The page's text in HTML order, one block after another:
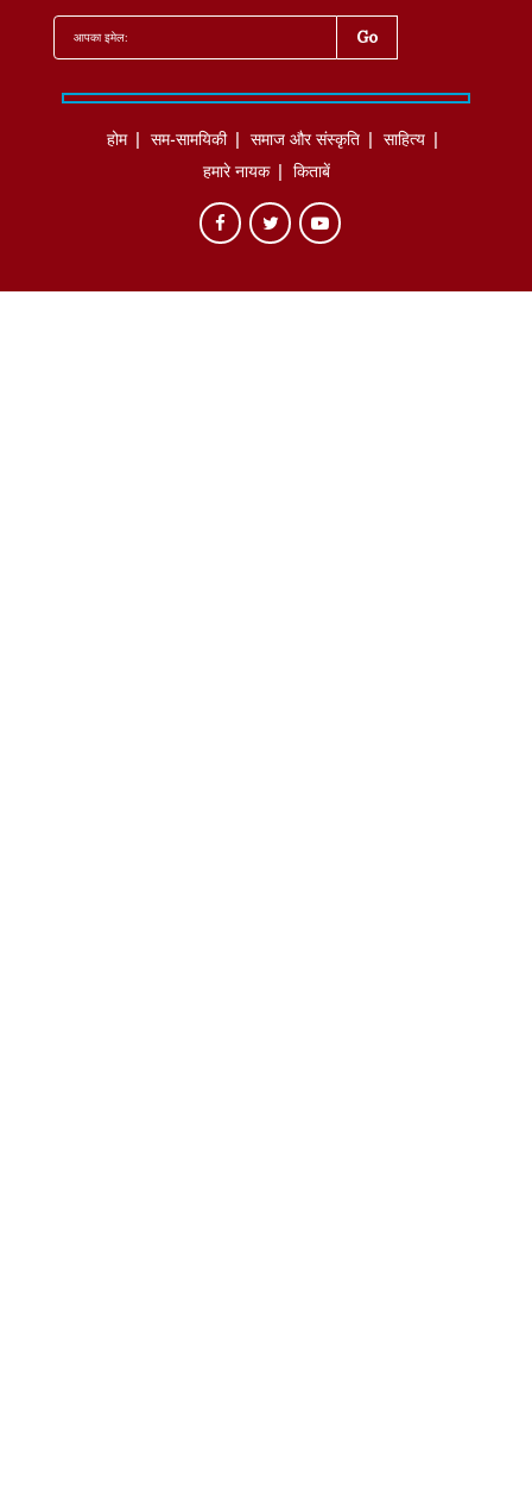
होम सम-सामयिकी समाज और संस्कृति
साहित्‍य
हमारे नायक
किताबें